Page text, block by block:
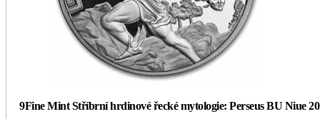
9Fine Mint Stříbrní hrdinové řecké mytologie: Perseus BU Niue